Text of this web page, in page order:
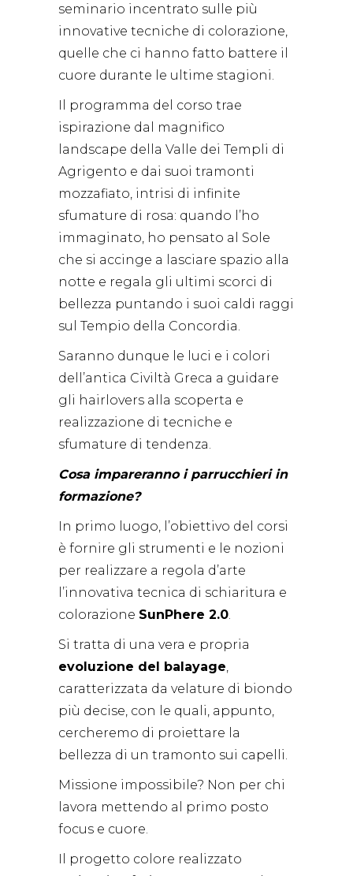
seminario incentrato sulle più
innovative tecniche di colorazione,
quelle che ci hanno fatto battere il
cuore durante le ultime stagioni.
Il programma del corso trae
ispirazione dal magnifico
landscape della Valle dei Templi di
Agrigento e dai suoi tramonti
mozzafiato, intrisi di infinite
sfumature di rosa: quando l’ho
immaginato, ho pensato al Sole
che si accinge a lasciare spazio alla
notte e regala gli ultimi scorci di
bellezza puntando i suoi caldi raggi
sul Tempio della Concordia.
Saranno dunque le luci e i colori
dell’antica Civiltà Greca a guidare
gli hairlovers alla scoperta e
realizzazione di tecniche e
sfumature di tendenza.
Cosa impareranno i parrucchieri in
formazione?
In primo luogo, l’obiettivo del corsi
è fornire gli strumenti e le nozioni
per realizzare a regola d’arte
l’innovativa tecnica di schiaritura e
colorazione SunPhere 2.0.
Si tratta di una vera e propria
evoluzione del balayage,
caratterizzata da velature di biondo
più decise, con le quali, appunto,
cercheremo di proiettare la
bellezza di un tramonto sui capelli.
Missione impossibile? Non per chi
lavora mettendo al primo posto
focus e cuore.
Il progetto colore realizzato